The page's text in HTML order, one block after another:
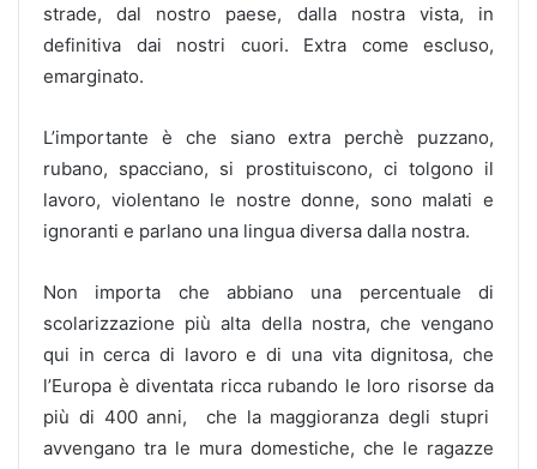
strade, dal nostro paese, dalla nostra vista, in
definitiva dai nostri cuori. Extra come escluso,
emarginato.
L’importante è che siano extra perchè puzzano,
rubano, spacciano, si prostituiscono, ci tolgono il
lavoro, violentano le nostre donne, sono malati e
ignoranti e parlano una lingua diversa dalla nostra.
Non importa che abbiano una percentuale di
scolarizzazione più alta della nostra, che vengano
qui in cerca di lavoro e di una vita dignitosa, che
l’Europa è diventata ricca rubando le loro risorse da
più di 400 anni, che la maggioranza degli stupri
avvengano tra le mura domestiche, che le ragazze